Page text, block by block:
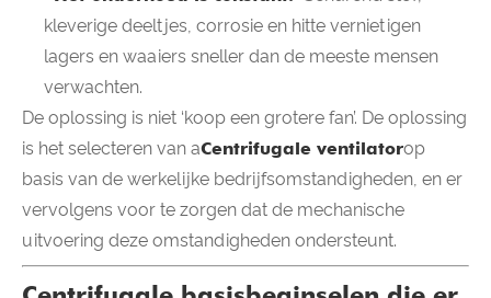
kleverige deeltjes, corrosie en hitte vernietigen
lagers en waaiers sneller dan de meeste mensen
verwachten.
De oplossing is niet ‘koop een grotere fan’. De oplossing
is het selecteren van aCentrifugale ventilatorop
basis van de werkelijke bedrijfsomstandigheden, en er
vervolgens voor te zorgen dat de mechanische
uitvoering deze omstandigheden ondersteunt.